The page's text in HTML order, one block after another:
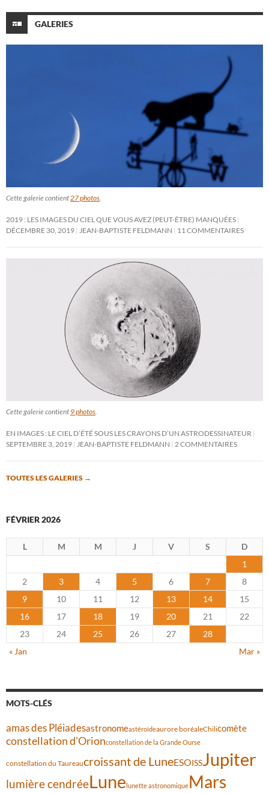
GALERIES
Cette galerie contient27 photos.
2019 : LES IMAGES DU CIEL QUE VOUS AVEZ (PEUT-ÊTRE) MANQUÉES
DÉCEMBRE 30, 2019 JEAN-BAPTISTE FELDMANN 11 COMMENTAIRES
Cette galerie contient 9 photos.
EN IMAGES : LE CIEL D’ÉTÉ SOUS LES CRAYONS D’UN ASTRODESSINATEUR
SEPTEMBRE 3, 2019 JEAN-BAPTISTE FELDMANN 2 COMMENTAIRES
TOUTES LES GALERIES →
FÉVRIER 2026
L M M J V S
D
1
2
3 4 5 6 7
8
9
10 11 12 13 14
15
16
17 18 19 20 21
22
23
24 25 26 27
28
« Jan
Mar »
MOTS-CLÉS
amas des Pléiadesastronomeastéroïdeaurore boréaleChilicomète
constellation d'Orionconstellation de la Grande Ourse
constellation du Taureaucroissant de LuneESOISSJupiter
lumière cendréeLune lunette astronomiqueMars